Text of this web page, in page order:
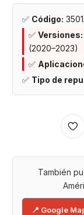
✅ Código:
✅ Versiones:
(2020–2023)
✅
✅ Tipo de
También
📍 Google